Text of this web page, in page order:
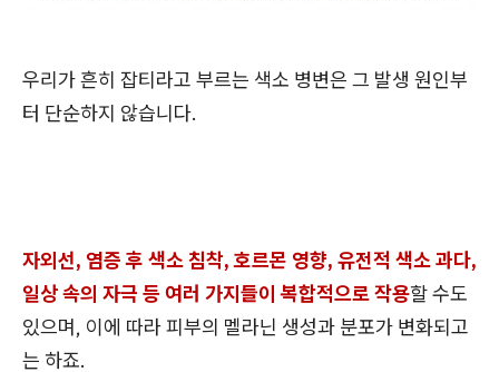
우리가 흔히 잡티라고 부르는 색소 병변은 그 발생 원인부
터 단순하지 않습니다.
자외선, 염증 후 색소 침착, 호르몬 영향, 유전적 색소 과다,
일상 속의 자극 등 여러 가지들이 복합적으로 작용할 수도
있으며, 이에 따라 피부의 멜라닌 생성과 분포가 변화되고
는 하죠.